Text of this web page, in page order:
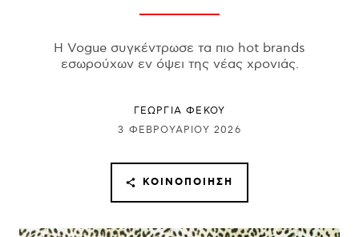
Η Vogue συγκέντρωσε τα πιο hot brands
εσωρούχων εν όψει της νέας χρονιάς.
ΓΕΩΡΓΙΑ ΦΕΚΟΥ
3 ΦΕΒΡΟΥΑΡΊΟΥ 2026
ΚΟΙΝΟΠΟΊΗΣΗ